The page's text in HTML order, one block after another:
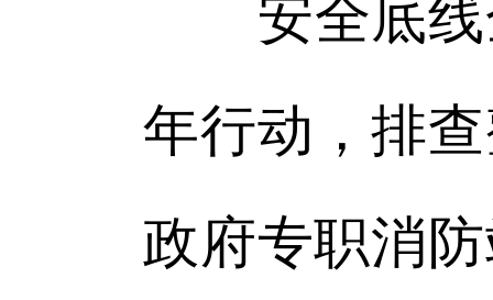
安全底线
年行动，排
政府专职消